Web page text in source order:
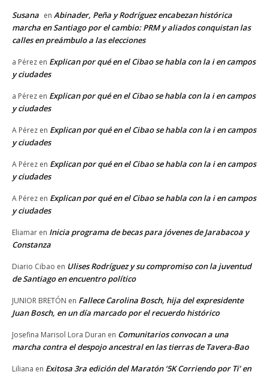
Susana en Abinader, Peña y Rodríguez encabezan histórica
marcha en Santiago por el cambio: PRM y aliados conquistan las
calles en preámbulo a las elecciones
a Pérez en Explican por qué en el Cibao se habla con la i en campos
y ciudades
a Pérez en Explican por qué en el Cibao se habla con la i en campos
y ciudades
A Pérez en Explican por qué en el Cibao se habla con la i en campos
y ciudades
A Pérez en Explican por qué en el Cibao se habla con la i en campos
y ciudades
A Pérez en Explican por qué en el Cibao se habla con la i en campos
y ciudades
Eliamar en Inicia programa de becas para jóvenes de Jarabacoa y
Constanza
Diario Cibao en Ulises Rodríguez y su compromiso con la juventud
de Santiago en encuentro político
JUNIOR BRETÓN en Fallece Carolina Bosch, hija del expresidente
Juan Bosch, en un día marcado por el recuerdo histórico
Josefina Marisol Lora Duran en Comunitarios convocan a una
marcha contra el despojo ancestral en las tierras de Tavera-Bao
Liliana en Exitosa 3ra edición del Maratón ‘5K Corriendo por Ti’ en